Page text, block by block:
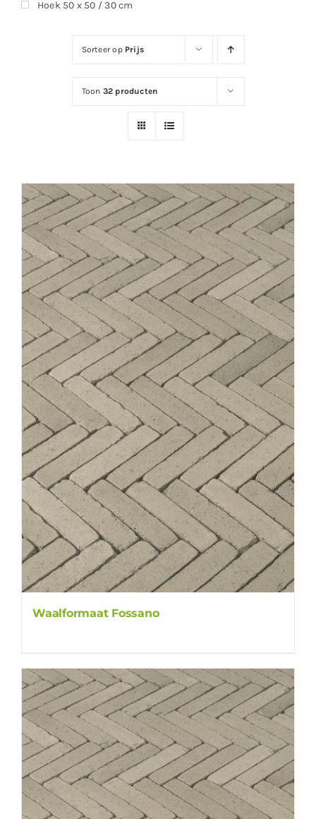
Sorteer op Prijs
Toon 32 producten
Waalformaat Fossano
Hoek 50 x 50 / 30 cm